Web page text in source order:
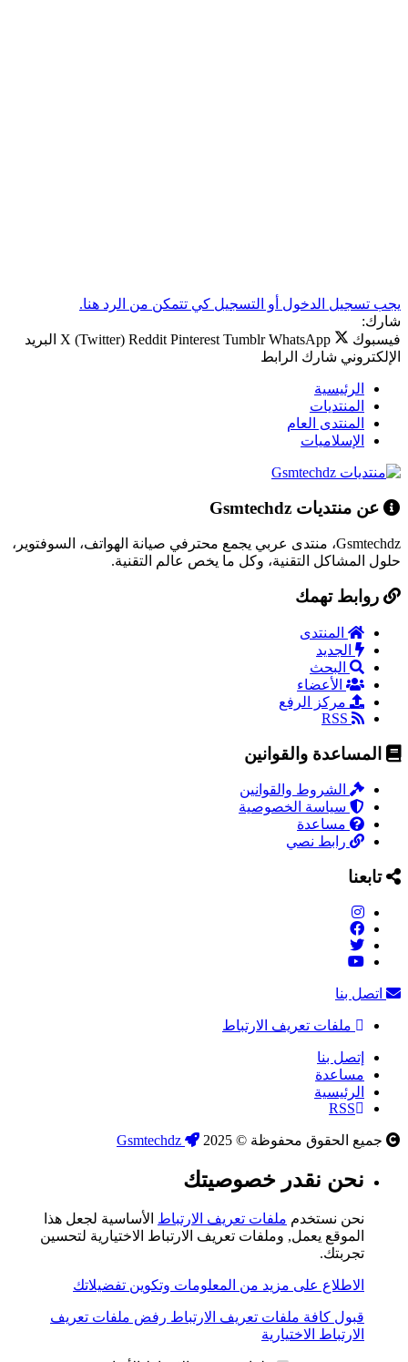
يجب تسجيل الدخول أو التسجيل كي تتمكن من الرد هنا.
شارك:
فيسبوك
X (Twitter) Reddit Pinterest Tumblr WhatsApp
البريد
الإلكتروني شارك الرابط
الرئيسية
المنتديات
المنتدى العام
الإسلاميات
عن منتديات Gsmtechdz
Gsmtechdz، منتدى عربي يجمع محترفي صيانة الهواتف، السوفتوير،
حلول المشاكل التقنية، وكل ما يخص عالم التقنية.
روابط تهمك
المنتدى
الجديد
البحث
الأعضاء
مركز الرفع
المساعدة والقوانين
الشروط والقوانين
سياسة الخصوصية
مساعدة
رابط نصي
تابعنا
اتصل بنا
ملفات تعريف الارتباط
إتصل بنا
مساعدة
الرئيسية
RSS
جميع الحقوق محفوظة © 2025
نحن نقدر خصوصيتك
نحن نستخدم ملفات تعريف الارتباط الأساسية لجعل هذا
الموقع يعمل, وملفات تعريف الارتباط الاختيارية لتحسين
تجربتك.
الاطلاع على مزيد من المعلومات وتكوين تفضيلاتك
قبول كافة ملفات تعريف الارتباط رفض ملفات تعريف
الارتباط الاختيارية